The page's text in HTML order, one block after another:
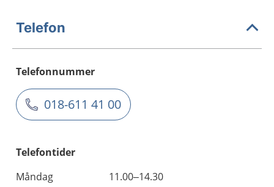
Telefon
Telefonnummer
018-611 41 00
Telefontider
Måndag
11.00–14.30